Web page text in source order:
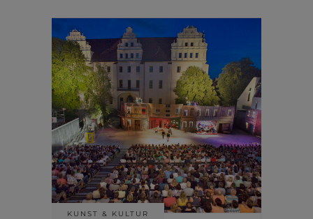
KUNST & KULTUR